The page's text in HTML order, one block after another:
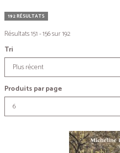
192 RÉSULTATS
Résultats 151 - 156 sur 192
Tri
Produits par page